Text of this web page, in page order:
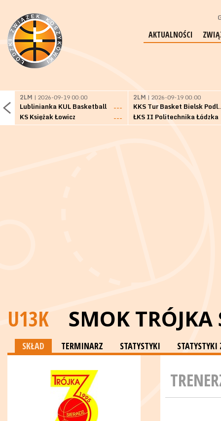
AKTUALNOŚCI
2LM | 2026-09-19 00:00
Lublinianka KUL Basketball
---
KS Księżak Łowicz
---
2LM | 2026-09-19 00:00
KKS Tur
ŁKS II Politechnika Łódzka
U13K SMOK TRÓJKA
SKŁAD TERMINARZ STATYSTYKI